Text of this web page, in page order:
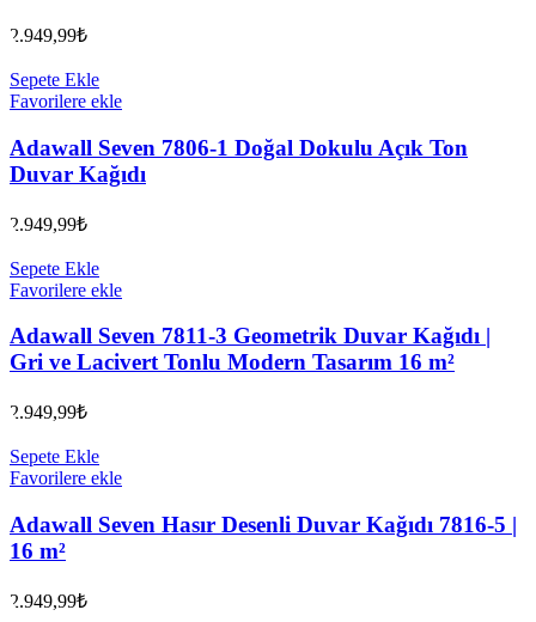
2.949,99₺
Sepete Ekle
Favorilere ekle
Adawall Seven 7806-1 Doğal Dokulu Açık Ton
Duvar Kağıdı
2.949,99₺
Sepete Ekle
Favorilere ekle
Adawall Seven 7811-3 Geometrik Duvar Kağıdı |
Gri ve Lacivert Tonlu Modern Tasarım 16 m²
2.949,99₺
Sepete Ekle
Favorilere ekle
Adawall Seven Hasır Desenli Duvar Kağıdı 7816-5 |
16 m²
2.949,99₺